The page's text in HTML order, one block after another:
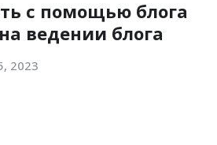
с помощью блога
ведении блога
2023